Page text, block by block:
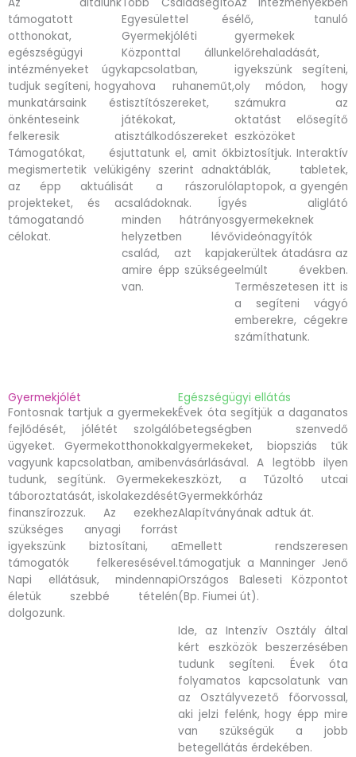
támogatott
otthonokat,
egészségügyi
intézményeket úgy
tudjuk segíteni, hogy
munkatársaink és
önkénteseink
felkeresik a
Támogatókat, és
megismertetik velük
az épp aktuális
projekteket, és a
támogatandó
célokat.
Egyesülettel és
Gyermekjóléti
Központtal állunk
kapcsolatban,
ahova ruhaneműt,
tisztítószereket,
játékokat,
tisztálkodószereket
juttatunk el, amit ők
igény szerint adnak
át a rászoruló
családoknak. Így
minden hátrányos
helyzetben lévő
család, azt kapja
amire épp szüksége
van.
élő, tanuló
gyermekek
előrehaladását,
igyekszünk segíteni,
oly módon, hogy
számukra az
oktatást elősegítő
eszközöket
biztosítjuk. Interaktív
táblák, tabletek,
laptopok, a gyengén
és aliglátó
gyermekeknek
videónagyítók
kerültek átadásra az
elmúlt években.
Természetesen itt is
a segíteni vágyó
emberekre, cégekre
számíthatunk.
Gyermekjólét
Fontosnak tartjuk a gyermekek
fejlődését, jólétét szolgáló
ügyeket. Gyermekotthonokkal
vagyunk kapcsolatban, amiben
tudunk, segítünk. Gyermekek
táboroztatását, iskolakezdését
finanszírozzuk. Az ezekhez
szükséges anyagi forrást
igyekszünk biztosítani, a
támogatók felkeresésével.
Napi ellátásuk, mindennapi
életük szebbé tételén
dolgozunk.
Egészségügyi ellátás
Évek óta segítjük a daganatos
betegségben szenvedő
gyermekeket, biopsziás tűk
vásárlásával. A legtöbb ilyen
eszközt, a Tűzoltó utcai
Gyermekkórház
Alapítványának adtuk át.
Emellett rendszeresen
támogatjuk a Manninger Jenő
Országos Baleseti Központot
(Bp. Fiumei út).
Ide, az Intenzív Osztály által
kért eszközök beszerzésében
tudunk segíteni. Évek óta
folyamatos kapcsolatunk van
az Osztályvezető főorvossal,
aki jelzi felénk, hogy épp mire
van szükségük a jobb
betegellátás érdekében.